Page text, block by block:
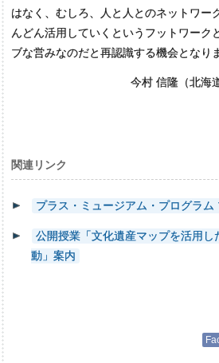
はなく、むしろ、人と人とのネットワー
んどん活用していくというフットワーク
ブな営みなのだと再認識する機会となり
今村 信隆（北海
関連リンク
プラス・ミュージアム・プログラム
公開授業「文化遺産マップを活用
動」案内